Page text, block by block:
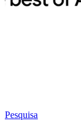
Pesquisa